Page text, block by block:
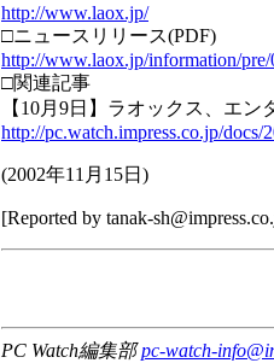
http://www.laox.jp/
□ニュースリリース(PDF)
http://www.laox.jp/information/pre/
□関連記事
【10月9日】ラオックス、エ
http://pc.watch.impress.co.jp/docs/
(2002年11月15日 )
[Reported by tanak-
PC Watch編集部pc-watch-